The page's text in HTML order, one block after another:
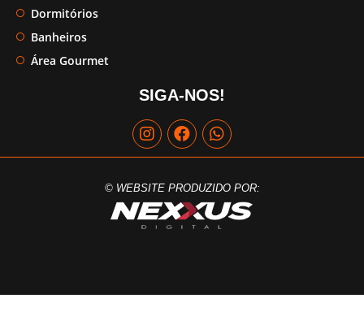
Dormitórios
Banheiros
Área Gourmet
SIGA-NOS!
© WEBSITE PRODUZIDO POR: